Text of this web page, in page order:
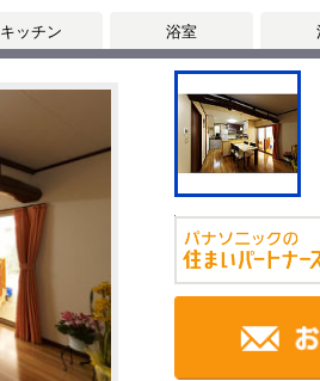
キッチン 浴室